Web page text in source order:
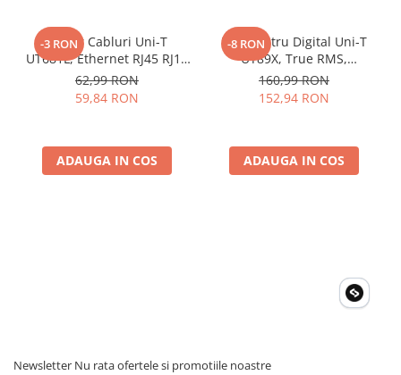
Dimensiune produs 134mm x 77mm x 47mm
-3 RON
Tester Cabluri Uni-T
UT681L, Ethernet RJ45 RJ11
BNC, Continuitate,
Scurtcircuit, Incrucisate
62,99 RON
59,84 RON
ADAUGA IN COS
-8 RON
Multimetru Digital Uni-T
UT89X, True RMS,
Temperatura 1000°C,
Frecventa, NCV, CAT III
160,99 RON
152,94 RON
ADAUGA IN COS
Newsletter Nu rata ofertele si promotiile noastre